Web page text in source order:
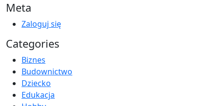
Meta
Zaloguj się
Categories
Biznes
Budownictwo
Dziecko
Edukacja